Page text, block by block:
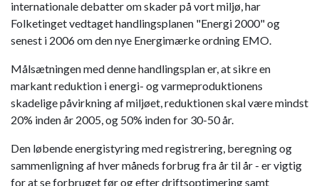
internationale debatter om skader på vort miljø, har
Folketinget vedtaget handlingsplanen "Energi 2000" og
senest i 2006 om den nye Energimærke ordning EMO.
Målsætningen med denne handlingsplan er, at sikre en
markant reduktion i energi- og varmeproduktionens
skadelige påvirkning af miljøet, reduktionen skal være mindst
20% inden år 2005, og 50% inden for 30-50 år.
Den løbende energistyring med registrering, beregning og
sammenligning af hver måneds forbrug fra år til år - er vigtig
for at se forbruget før og efter driftsoptimering samt